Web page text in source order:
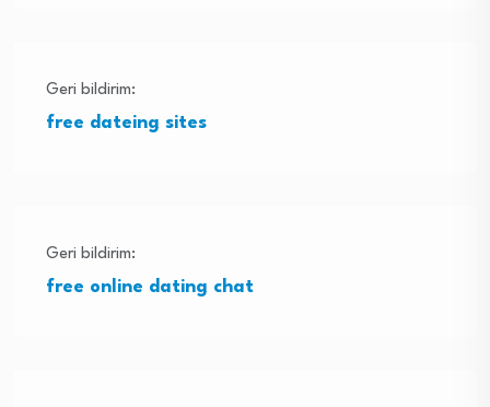
Geri bildirim:
free dateing sites
Geri bildirim:
free online dating chat